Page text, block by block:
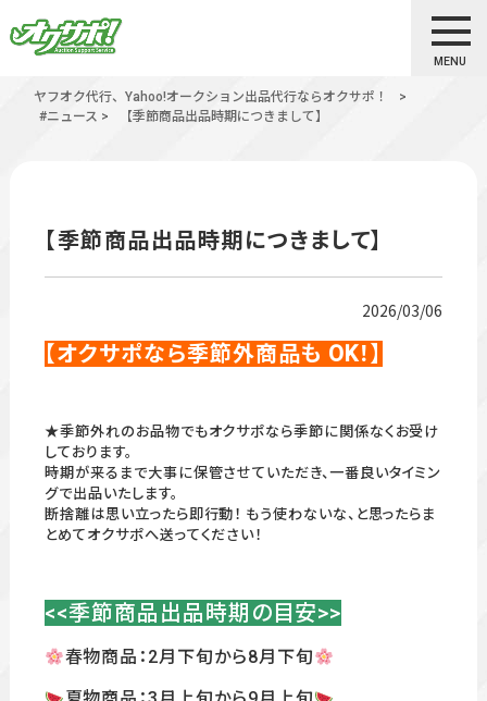
MENU
ヤフオク代行、Yahoo!オークション出品代行ならオクサポ！
>
#ニュース > 【季節商品出品時期につきまして】
【季節商品出品時期につきまして】
2026/03/06
【オクサポなら季節外商品も OK！】
★季節外れのお品物でもオクサポなら季節に関係なくお受け
しております。
時期が来るまで大事に保管させていただき、一番良いタイミン
グで出品いたします。
断捨離は思い立ったら即行動！ もう使わないな、と思ったらま
とめてオクサポへ送ってください！
<<季節商品出品時期の目安>>
春物商品：2月下旬から8月下旬